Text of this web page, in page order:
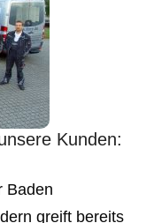
Kunden:
Baden
greift bereits